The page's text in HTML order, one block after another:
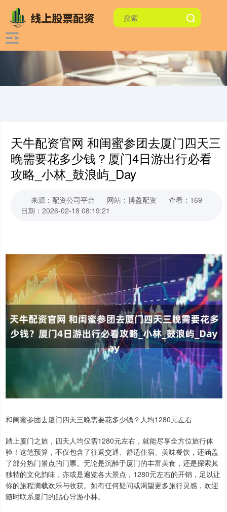
天牛配资官网 和闺蜜参团去厦门四天三
晚需要花多少钱？厦门4日游出行必看
攻略_小林_鼓浪屿_Day
来源：配资公司平台 网站：博盈配资
查看：169
日期：2026-02-18 08:19:21
和闺蜜参团去厦门四天三晚需要花多少钱？人均1280元左右
踏上厦门之旅，四天人均仅需1280元左右，就能尽享全方位旅行体
验！这笔预算，不仅包含了往返交通、舒适住宿、美味餐饮，还涵盖
了部分热门景点的门票。无论是沉醉于厦门的丰富美食，还是探索其
独特的文化韵味，亦或是遍览各大景点，1280元左右的开销，足以让
你的旅程满载欢乐与收获。如有任何疑问或渴望更多旅行灵感，欢迎
随时联系厦门的贴心导游小林。